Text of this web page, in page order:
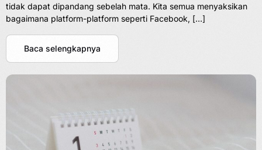
tidak dapat dipandang sebelah mata. Kita semua menyaksikan
bagaimana platform-platform seperti Facebook, […]
Baca selengkapnya